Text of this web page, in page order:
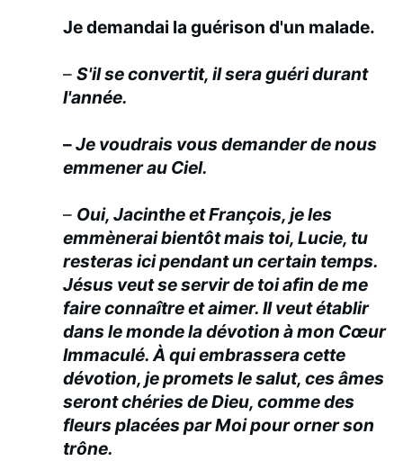
Je demandai la guérison d'un malade.
–S'il se convertit, il sera guéri durant
l'année.
–Je voudrais vous demander de nous
emmener au Ciel.
– Oui, Jacinthe et François, je les
emmènerai bientôt mais toi, Lucie, tu
resteras ici pendant un certain temps.
Jésus veut se servir de toi afin de me
faire connaître et aimer. Il veut établir
dans le monde la dévotion à mon Cœur
Immaculé. À qui embrassera cette
dévotion, je promets le salut, ces âmes
seront chéries de Dieu, comme des
fleurs placées par Moi pour orner son
trône.